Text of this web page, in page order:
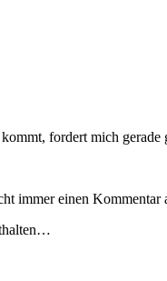
fordert mich gerade
immer einen